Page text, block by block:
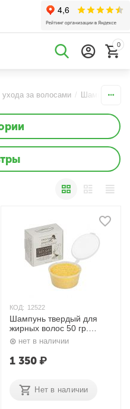
0
за волосами / Шампуни
КОД: 12522
Шампунь твердый для
жирных волос 50 гр.
Триумф Красоты
нет в наличии
1 350₽
Нет в наличии